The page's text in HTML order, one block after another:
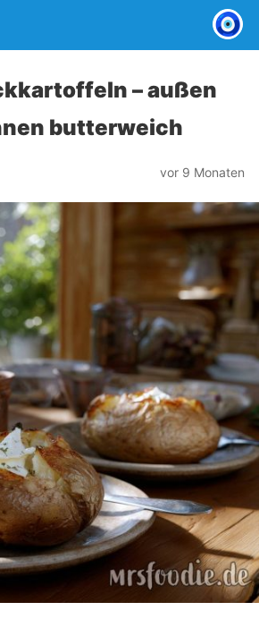
– außen
butterweich
vor 9 Monaten